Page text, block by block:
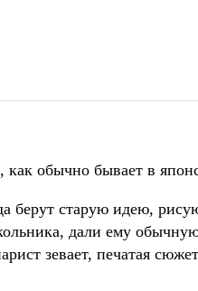
как обычно бывает в
берут старую идею,
дали ему
зевает, печатая